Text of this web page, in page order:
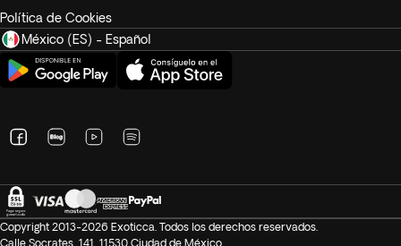
Política de Cookies
México (ES) - Español
Copyright 2013-2026 Exoticca. Todos los derechos reservados.
Calle Socrates, 141, 11530 Ciudad de México